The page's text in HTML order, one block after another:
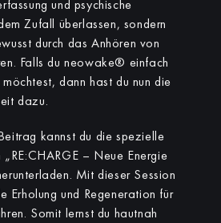
und psychische
Zufall überlassen, sondern
durch das Anhören von
Falls du neowake® einfach
dann hast du nun die
dazu.
kannst du die spezielle
– Neue Energie
Mit dieser Session
Erholung und Regeneration für
Somit lernst du hautnah